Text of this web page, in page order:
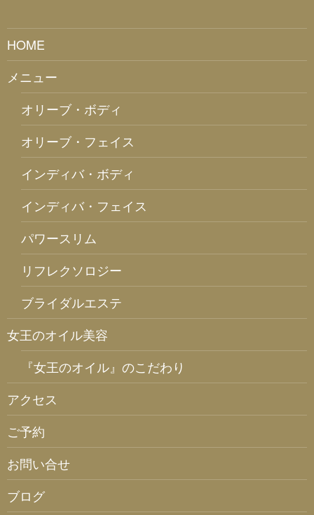
HOME
メニュー
オリーブ・ボディ
オリーブ・フェイス
インディバ・ボディ
インディバ・フェイス
パワースリム
リフレクソロジー
ブライダルエステ
女王のオイル美容
『女王のオイル』のこだわり
アクセス
ご予約
お問い合せ
ブログ